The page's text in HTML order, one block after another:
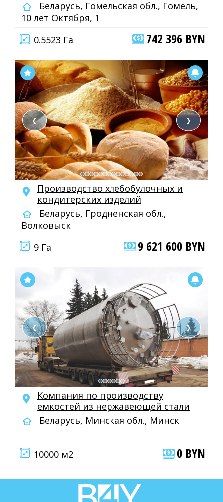
Беларусь, Гомельская обл., Гомель,
10 лет Октября, 1
0.5523 Га
742 396 BYN
❮ ❯
Производство хлебобулочных и
кондитерских изделий
Беларусь, Гродненская обл.,
Волковыск
9 Га
9 621 600 BYN
❮ ❯
Компания по производству
емкостей из нержавеющей стали
Беларусь, Минская обл., Минск
10000 м2 0 BYN